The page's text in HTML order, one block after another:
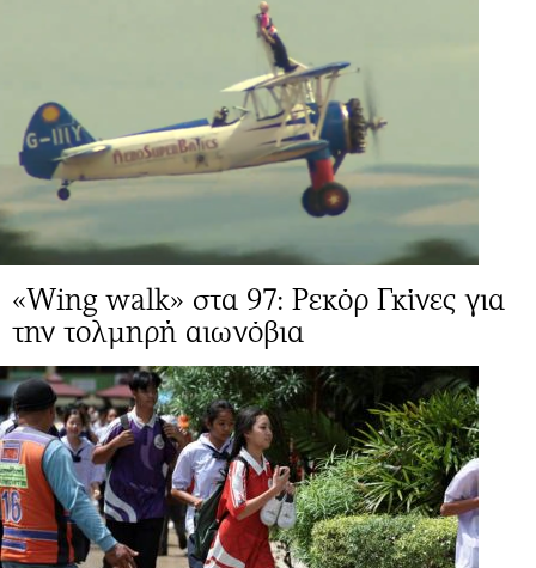
«Wing walk» στα 97: Ρεκόρ Γκίνες για
την τολμηρή αιωνόβια